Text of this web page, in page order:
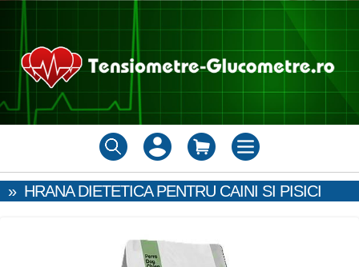
» HRANA DIETETICA PENTRU CAINI SI PISICI